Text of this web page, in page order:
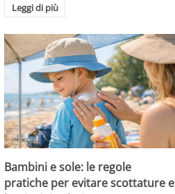
Leggi di più
Bambini e sole: le regole
pratiche per evitare scottature e